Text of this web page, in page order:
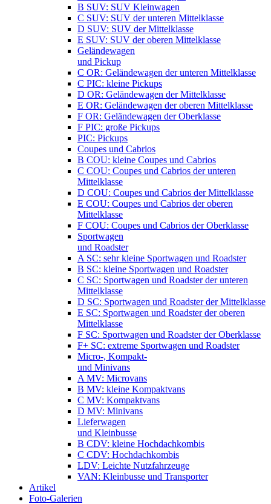
B SUV: SUV Kleinwagen
C SUV: SUV der unteren Mittelklasse
D SUV: SUV der Mittelklasse
E SUV: SUV der oberen Mittelklasse
Geländewagen
und Pickup
C OR: Geländewagen der unteren Mittelklasse
C PIC: kleine Pickups
D OR: Geländewagen der Mittelklasse
E OR: Geländewagen der oberen Mittelklasse
F OR: Geländewagen der Oberklasse
F PIC: große Pickups
PIC: Pickups
Coupes und Cabrios
B COU: kleine Coupes und Cabrios
C COU: Coupes und Cabrios der unteren
Mittelklasse
D COU: Coupes und Cabrios der Mittelklasse
E COU: Coupes und Cabrios der oberen
Mittelklasse
F COU: Coupes und Cabrios der Oberklasse
Sportwagen
und Roadster
A SC: sehr kleine Sportwagen und Roadster
B SC: kleine Sportwagen und Roadster
C SC: Sportwagen und Roadster der unteren
Mittelklasse
D SC: Sportwagen und Roadster der Mittelklasse
E SC: Sportwagen und Roadster der oberen
Mittelklasse
F SC: Sportwagen und Roadster der Oberklasse
F+ SC: extreme Sportwagen und Roadster
Micro-, Kompakt-
und Minivans
A MV: Microvans
B MV: kleine Kompaktvans
C MV: Kompaktvans
D MV: Minivans
Lieferwagen
und Kleinbusse
B CDV: kleine Hochdachkombis
C CDV: Hochdachkombis
LDV: Leichte Nutzfahrzeuge
VAN: Kleinbusse und Transporter
Artikel
Foto-Galerien